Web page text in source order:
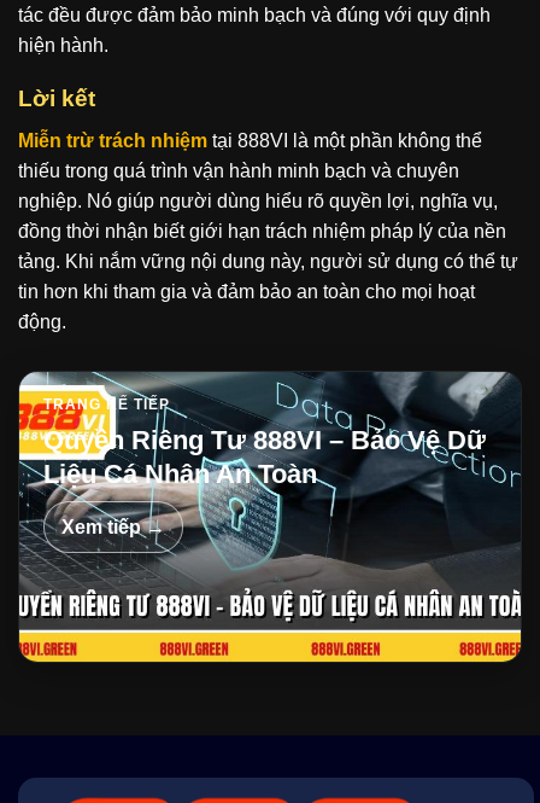
tác đều được đảm bảo minh bạch và đúng với quy định
hiện hành.
Lời kết
Miễn trừ trách nhiệm tại 888VI là một phần không thể
thiếu trong quá trình vận hành minh bạch và chuyên
nghiệp. Nó giúp người dùng hiểu rõ quyền lợi, nghĩa vụ,
đồng thời nhận biết giới hạn trách nhiệm pháp lý của nền
tảng. Khi nắm vững nội dung này, người sử dụng có thể tự
tin hơn khi tham gia và đảm bảo an toàn cho mọi hoạt
động.
TRANG KẾ TIẾP
Quyền Riêng Tư 888VI – Bảo Vệ Dữ
Liệu Cá Nhân An Toàn
Xem tiếp →